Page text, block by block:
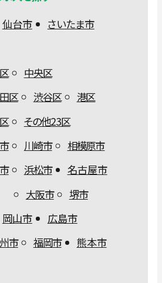
仙台市
さいたま市
中央区
区
渋谷区
港区
その他23区
川崎市
相模原市
浜松市
名古屋市
大阪市
堺市
岡山市
広島市
市
福岡市 熊本市